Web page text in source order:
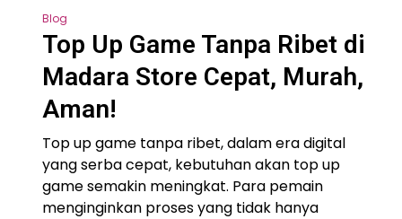
Blog
Top Up Game Tanpa Ribet di
Madara Store Cepat, Murah,
Aman!
Top up game tanpa ribet, dalam era digital
yang serba cepat, kebutuhan akan top up
game semakin meningkat. Para pemain
menginginkan proses yang tidak hanya